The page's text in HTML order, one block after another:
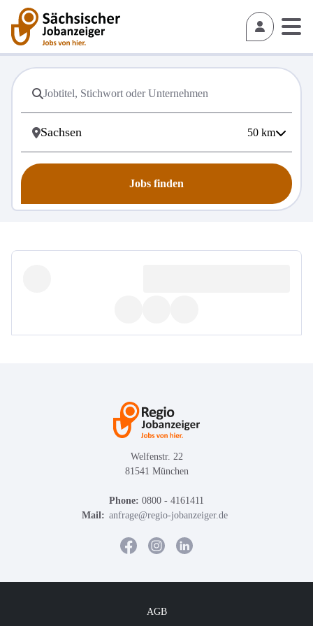
50 km
Jobs finden
Welfenstr. 22
81541 München
Phone: 0800 - 4161411
Mail: anfrage@regio-jobanzeiger.de
AGB